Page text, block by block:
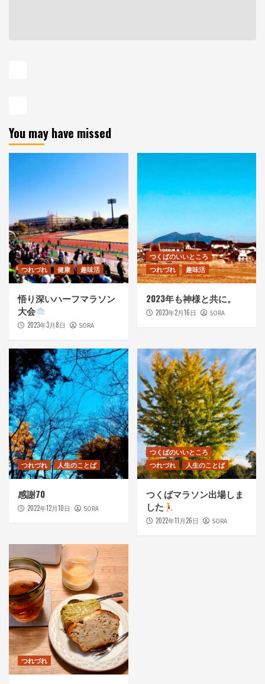
You may have missed
つれづれ 健康 趣味活
悟り深いハーフマラソン
大会
2023年3月8日 SORA
つくばのいいところ
つれづれ
趣味活
2023年も神様と共に。
2023年2月16日 SORA
つれづれ 人生のことば
感謝70
2022年12月10日 SORA
つくばのいいところ
つれづれ
人生のことば
つくばマラソン出場しま
した
2022年11月26日 SORA
つれづれ